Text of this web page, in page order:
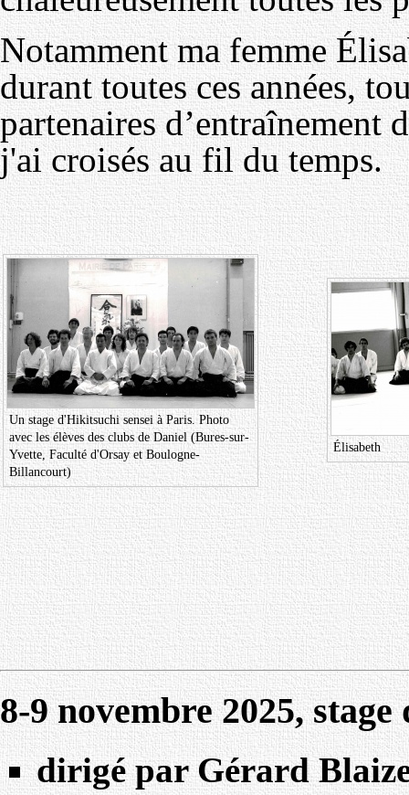
Notamment ma femme
durant toutes ces années,
partenaires d’entraînement
j'ai croisés au fil du temps.
Un stage d'Hikitsuchi sensei à Paris. Photo
avec les élèves des clubs de Daniel (Bures-sur-
Yvette, Faculté d'Orsay et Boulogne-
Billancourt)
Élisabeth
8-9 novembre 2025,
dirigé par Gérard